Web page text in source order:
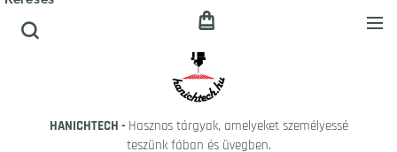
HANICHTECH - Hasznos tárgyak, amelyeket személyessé
teszünk fában és üvegben.